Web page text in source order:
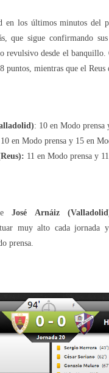
en los últimos minutos del
que sigue confirmando sus
revulsivo desde el
puntos, mientras que el Reus
: 10 en Modo prensa
10 en Modo prensa y 15 en
11 en Modo prensa y
José Arnáiz
muy alto cada jornada
prensa.